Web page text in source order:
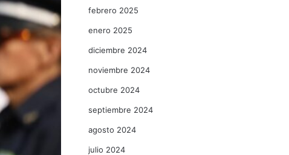
febrero 2025
enero 2025
diciembre 2024
noviembre 2024
octubre 2024
septiembre 2024
agosto 2024
julio 2024